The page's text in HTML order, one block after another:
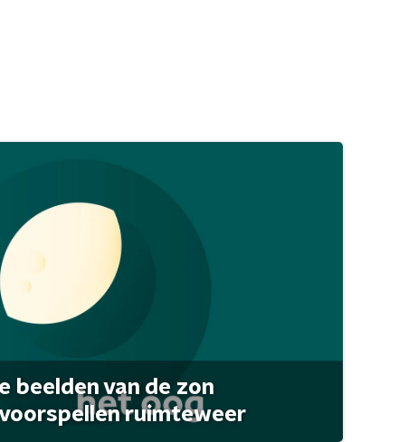
beelden van de zon
ruimteweer